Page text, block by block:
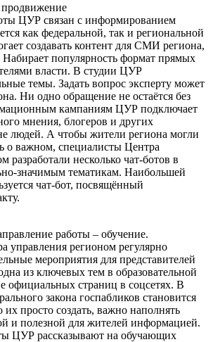
ЦУР связан с информированием
как федеральной, так и региональной
создавать контент для СМИ региона,
Набирает популярность формат прямых
власти. В студии ЦУР
темы. Задать вопрос эксперту может
Ни одно обращение не остаётся без
кампаниям ЦУР подключает
мнения, блогеров и других
людей. А чтобы жители региона могли
о важном, специалисты Центра
разработали несколько чат-ботов в
значимым тематикам. Наибольшей
чат-бот, посвящённый
работы – обучение.
управления регионом регулярно
мероприятия для представителей
из ключевых тем в образовательной
официальных страниц в соцсетях. В
закона госпабликов становится
просто создать, важно наполнять
и полезной для жителей информацией.
ЦУР рассказывают на обучающих